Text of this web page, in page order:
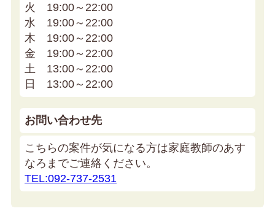
火 19:00～22:00
水 19:00～22:00
木 19:00～22:00
金 19:00～22:00
土 13:00～22:00
日 13:00～22:00
お問い合わせ先
こちらの案件が気になる方は家庭教師のあす
なろまでご連絡ください。
TEL:092-737-2531